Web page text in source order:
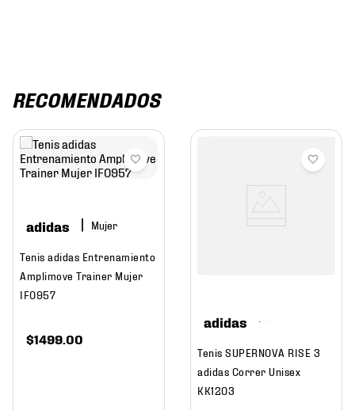
RECOMENDADOS
adidas Mujer
Tenis adidas Entrenamiento
Amplimove Trainer Mujer
IF0957
$1499.00
adidas
Tenis SUPERNOVA RISE 3
adidas Correr Unisex
KK1203